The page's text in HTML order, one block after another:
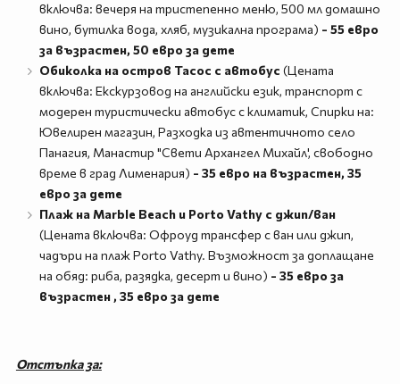
включва: вечеря на тристепенно меню, 500 мл домашно
вино, бутилка вода, хляб, музикална програма) - 55 евро
за възрастен, 50 евро за дете
Обиколка на остров Тасос с автобус (Цената
включва: Екскурзовод на английски език, транспорт с
модерен туристически автобус с климатик, Спирки на:
Ювелирен магазин, Разходка из автентичното село
Панагия, Манастир "Свети Архангел Михайл', свободно
време в град Лименария) - 35 евро на възрастен, 35
евро за дете
Плаж на Marble Beach и Porto Vathy с джип/ван
(Цената включва: Офроуд трансфер с ван или джип,
чадъри на плаж Porto Vathy. Възможност за доплащане
на обяд: риба, разядка, десерт и вино) - 35 евро за
възрастен , 35 евро за дете
Отстъпка за: